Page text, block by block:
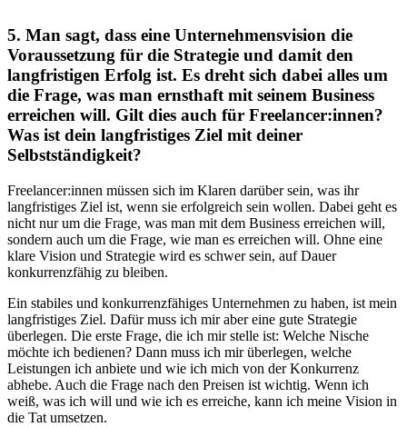
5. Man sagt, dass eine Unternehmensvision die
Voraussetzung für die Strategie und damit den
langfristigen Erfolg ist. Es dreht sich dabei alles um
die Frage, was man ernsthaft mit seinem Business
erreichen will. Gilt dies auch für Freelancer:innen?
Was ist dein langfristiges Ziel mit deiner
Selbstständigkeit?
Freelancer:innen müssen sich im Klaren darüber sein, was ihr
langfristiges Ziel ist, wenn sie erfolgreich sein wollen. Dabei geht es
nicht nur um die Frage, was man mit dem Business erreichen will,
sondern auch um die Frage, wie man es erreichen will. Ohne eine
klare Vision und Strategie wird es schwer sein, auf Dauer
konkurrenzfähig zu bleiben.
Ein stabiles und konkurrenzfähiges Unternehmen zu haben, ist mein
langfristiges Ziel. Dafür muss ich mir aber eine gute Strategie
überlegen. Die erste Frage, die ich mir stelle ist: Welche Nische
möchte ich bedienen? Dann muss ich mir überlegen, welche
Leistungen ich anbiete und wie ich mich von der Konkurrenz
abhebe. Auch die Frage nach den Preisen ist wichtig. Wenn ich
weiß, was ich will und wie ich es erreiche, kann ich meine Vision in
die Tat umsetzen.